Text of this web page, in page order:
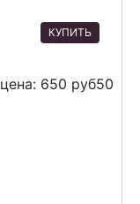
КУПИТЬ
цена: 650 руб50